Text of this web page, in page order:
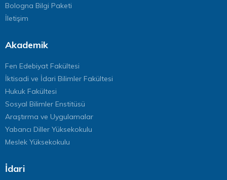
Bologna Bilgi Paketi
İletişim
Akademik
Fen Edebiyat Fakültesi
İktisadi ve İdari Bilimler Fakültesi
Hukuk Fakültesi
Sosyal Bilimler Enstitüsü
Araştırma ve Uygulamalar
Yabancı Diller Yüksekokulu
Meslek Yüksekokulu
İdari